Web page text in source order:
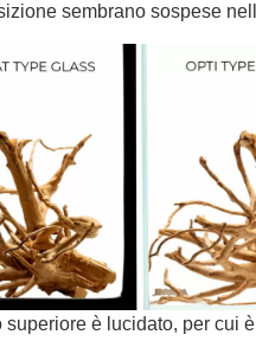
sembrano sospese
superiore è lucidato, per cui